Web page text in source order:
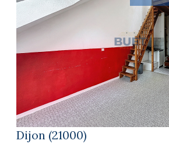
voir le bien
Dijon (21000)